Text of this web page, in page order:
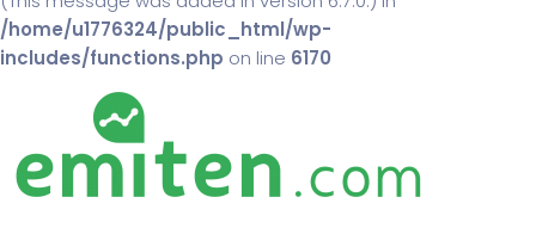
/home/u1776324/public_html/wp-
includes/functions.php on line 6170